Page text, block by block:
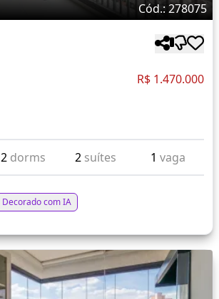
Cód.: 278075
R$ 1.470.000
2 dorms 2 suítes 1 vaga
Decorado com IA